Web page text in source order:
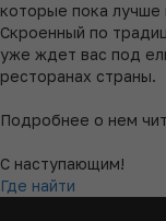
которые пока лучше
Скроенный по
уже ждет вас под
ресторанах страны.
Подробнее о нем
С наступающим!
Где найти